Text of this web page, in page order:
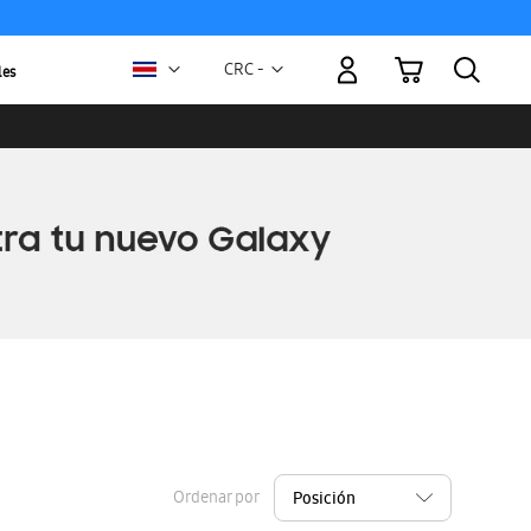
Moneda
CRC -
Mi carrito
Ordenar por